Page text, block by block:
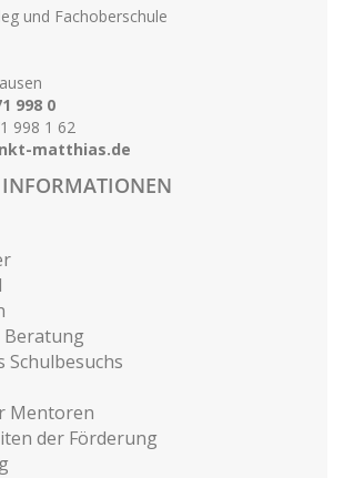
und Fachoberschule
998 0
998 1 62
matthias.de
INFORMATIONEN
Beratung
Schulbesuchs
Mentoren
der Förderung